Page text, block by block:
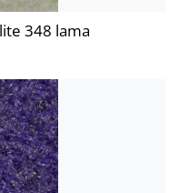
348 lama